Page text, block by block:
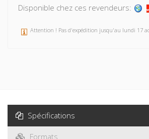
Disponible chez ces revendeurs:
Attention ! Pas d'expédition jusqu'au lundi 17
Spécifications
Formats